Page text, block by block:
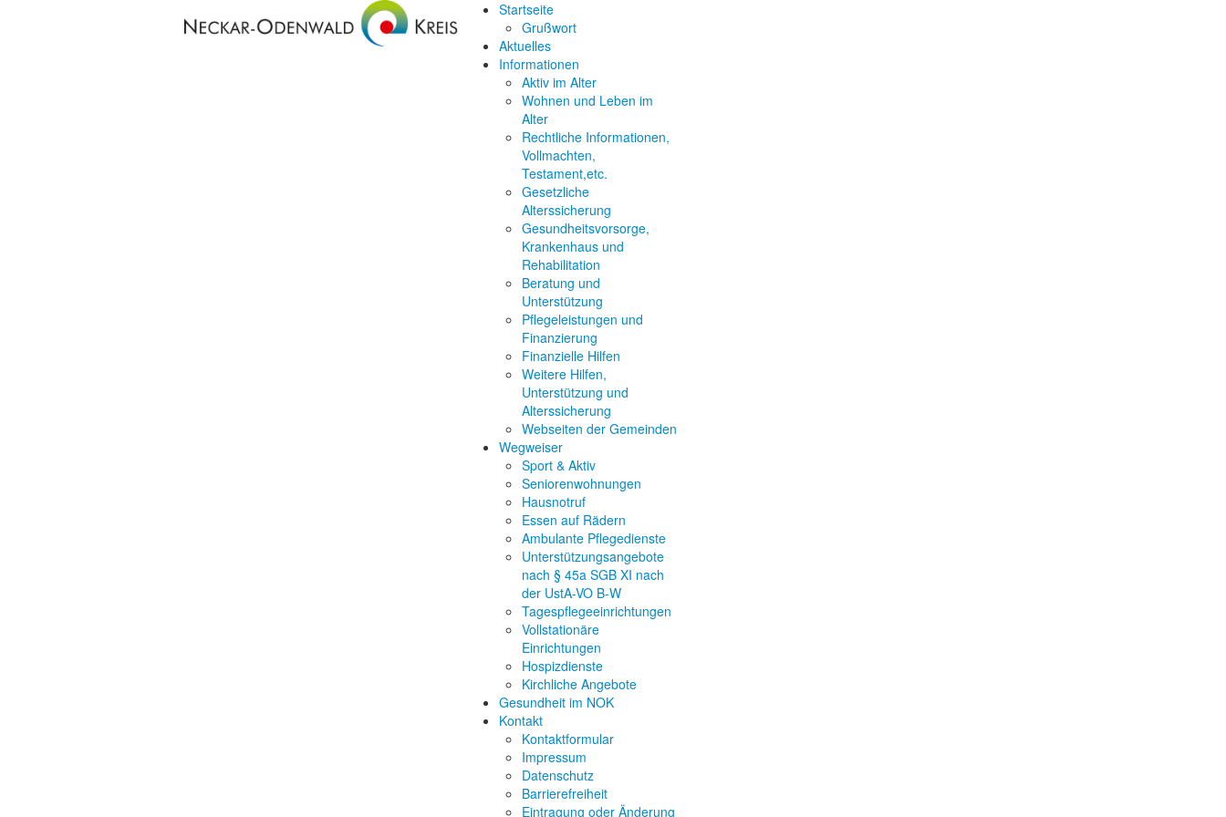
Startseite
Grußwort
Aktuelles
Informationen
Aktiv im Alter
Wohnen und Leben im
Alter
Rechtliche Informationen,
Vollmachten,
Testament,etc.
Gesetzliche
Alterssicherung
Gesundheitsvorsorge,
Krankenhaus und
Rehabilitation
Beratung und
Unterstützung
Pflegeleistungen und
Finanzierung
Finanzielle Hilfen
Weitere Hilfen,
Unterstützung und
Alterssicherung
Webseiten der Gemeinden
Wegweiser
Sport & Aktiv
Seniorenwohnungen
Hausnotruf
Essen auf Rädern
Ambulante Pflegedienste
Unterstützungsangebote
nach § 45a SGB XI nach
der UstA-VO B-W
Tagespflegeeinrichtungen
Vollstationäre
Einrichtungen
Hospizdienste
Kirchliche Angebote
Gesundheit im NOK
Kontakt
Kontaktformular
Impressum
Datenschutz
Barrierefreiheit
Eintragung oder Änderung